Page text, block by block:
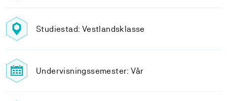
Studiestad: Vestlandsklasse
Undervisningssemester: Vår